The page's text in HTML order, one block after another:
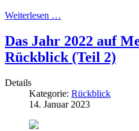
Weiterlesen …
Das Jahr 2022 auf
Rückblick (Teil 2)
Details
Kategorie: Rückblick
14. Januar 2023